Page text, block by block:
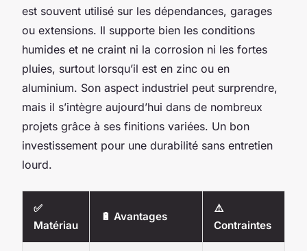
est souvent utilisé sur les dépendances, garages
ou extensions. Il supporte bien les conditions
humides et ne craint ni la corrosion ni les fortes
pluies, surtout lorsqu’il est en zinc ou en
aluminium. Son aspect industriel peut surprendre,
mais il s’intègre aujourd’hui dans de nombreux
projets grâce à ses finitions variées. Un bon
investissement pour une durabilité sans entretien
lourd.
✅
Matériau
🔋 Avantages
⚠️
Contraintes